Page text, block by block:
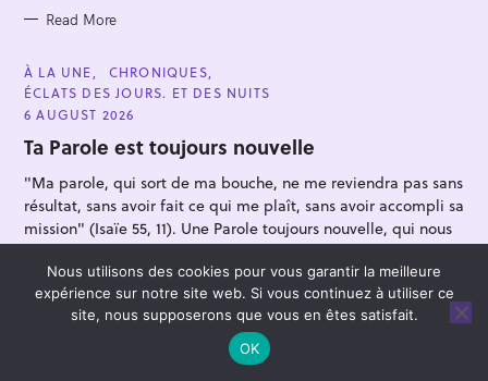
Read More
C
A
T
E
O
R
E
À LA UNE
CHRONIQUES
ÉCLATS DES JOURS. ET DES NUITS
6 AUGUST 2026
Ta Parole est toujours nouvelle
"Ma parole, qui sort de ma bouche, ne me reviendra pas sans
résultat, sans avoir fait ce qui me plaît, sans avoir accompli sa
mission" (Isaïe 55, 11). Une Parole toujours nouvelle, qui nous
façonne, nous traverse, nous guérit. Un chant de méditation
offert par Christine Barbey.
Read More
Nous utilisons des cookies pour vous garantir la meilleure
expérience sur notre site web. Si vous continuez à utiliser ce
site, nous supposerons que vous en êtes satisfait.
OK